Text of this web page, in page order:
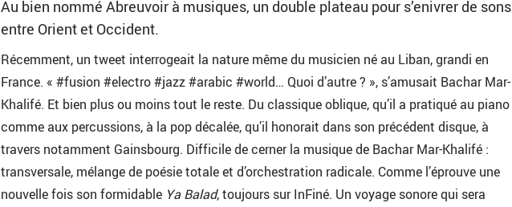
Au bien nommé Abreuvoir à musiques, un double plateau pour s’enivrer de sons
entre Orient et Occident.
Récemment, un tweet interrogeait la nature même du musicien né au Liban, grandi en
France. « #fusion #electro #jazz #arabic #world… Quoi d’autre ? », s’amusait Bachar Mar-
Khalifé. Et bien plus ou moins tout le reste. Du classique oblique, qu’il a pratiqué au piano
comme aux percussions, à la pop décalée, qu’il honorait dans son précédent disque, à
travers notamment Gainsbourg. Difficile de cerner la musique de Bachar Mar-Khalifé :
transversale, mélange de poésie totale et d’orchestration radicale. Comme l’éprouve une
nouvelle fois son formidable Ya Balad, toujours sur InFiné. Un voyage sonore qui sera